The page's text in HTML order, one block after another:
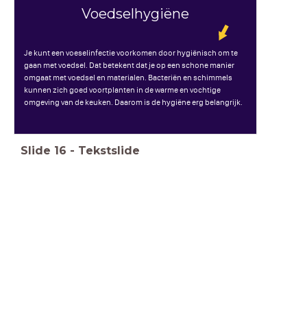
Voedselhygiëne
Je kunt een voeselinfectie voorkomen door hygiënisch om te
gaan met voedsel. Dat betekent dat je op een schone manier
omgaat met voedsel en materialen. Bacteriën en schimmels
kunnen zich goed voortplanten in de warme en vochtige
omgeving van de keuken. Daarom is de hygiëne erg belangrijk.
Slide 16 - Tekstslide